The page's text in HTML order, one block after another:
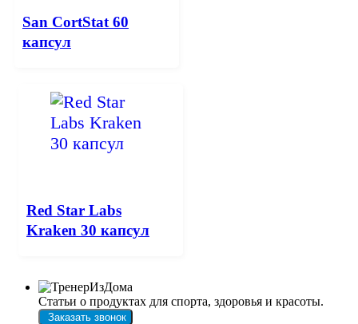
San CortStat 60
капсул
Red Star Labs
Kraken 30 капсул
Статьи о продуктах для спорта, здоровья и красоты.
Заказать звонок